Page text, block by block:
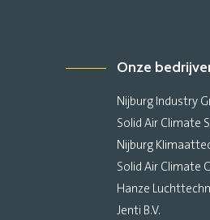
Onze
Nijburg Industry
Solid Air Climate
Nijburg
Solid Air Climate
Hanze
Jenti B.V.